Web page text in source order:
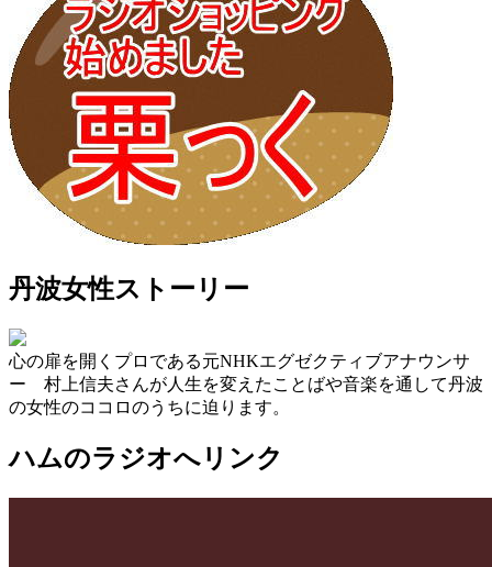
丹波女性ストーリー
心の扉を開くプロである元NHKエグゼクティブアナウンサ
ー 村上信夫さんが人生を変えたことばや音楽を通して丹波
の女性のココロのうちに迫ります。
ハムのラジオへリンク